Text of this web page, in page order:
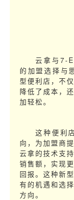
云拿与7-
的加盟选择与
型便利店，不
降低了成本，
加轻松。
这种便利
向，为加盟商
云拿的技术支
销售额，实现
回报。这种新
有的机遇和选
方向。